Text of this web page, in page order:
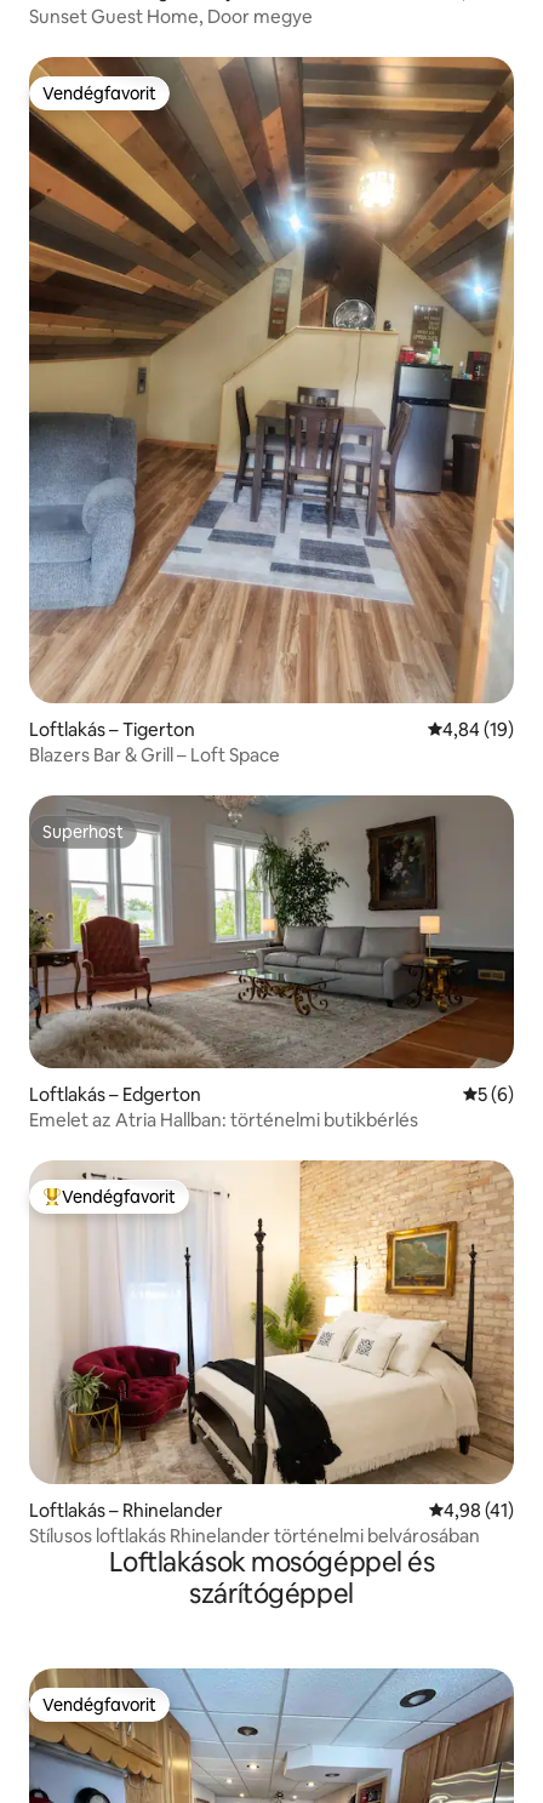
Sunset Guest Home, Door megye
Vendégfavorit
Vendégfavorit
Loftlakás – Tigerton Átlagos
4,84 (19)
Blazers Bar & Grill – Loft Space
Superhost
Superhost
Loftlakás – Edgerton Átlagos
5 (6)
Emelet az Atria Hallban: történelmi butikbérlés
Kiemelt vendégfavorit
Vendégfavorit
Loftlakás – Rhinelander Átlagos
4,98 (41)
Stílusos loftlakás Rhinelander történelmi belvárosában
Loftlakások mosógéppel és
szárítógéppel
Vendégfavorit
Vendégfavorit